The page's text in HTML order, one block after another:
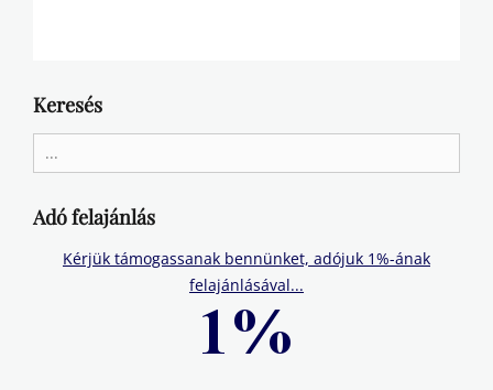
Keresés
for:
Adó felajánlás
Kérjük támogassanak bennünket, adójuk 1%-ának
felajánlásával...